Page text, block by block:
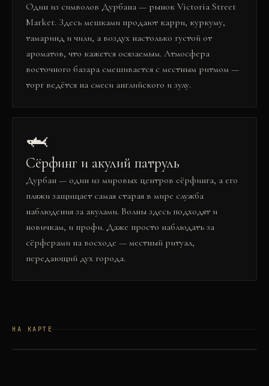
Один из символов Дурбана — рынок Victoria Street
Market. Здесь мешками продают карри, куркуму,
тамаринд и чили, а воздух настолько густой от
ароматов, что кажется осязаемым. Атмосфера
восточного базара смешивается с местным ритмом —
торг ведётся на смеси английского и зулу.
🦈
Сёрфинг и акулий патруль
Дурбан — один из мировых центров сёрфинга, а его
пляжи защищает самая старая в мире служба
наблюдения за акулами. Волны здесь подходят и
новичкам, и профи. Даже просто наблюдать за
сёрферами на восходе — местный ритуал,
передающий дух города.
НА КАРТЕ